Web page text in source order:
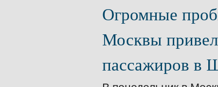
Огромные
Москвы
пассажиров в